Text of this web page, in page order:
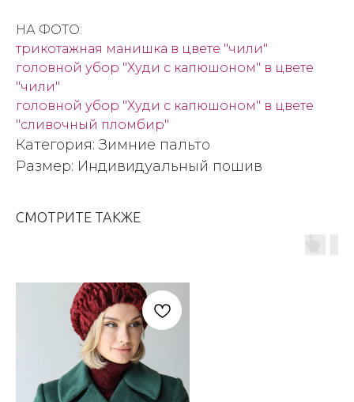
НА ФОТО:
трикотажная манишка в цвете "чили"
головной убор "Худи с капюшоном" в цвете
"чили"
головной убор "Худи с капюшоном" в цвете
"сливочный пломбир"
Категория: Зимние пальто
Размер: Индивидуальный пошив
СМОТРИТЕ ТАКЖЕ